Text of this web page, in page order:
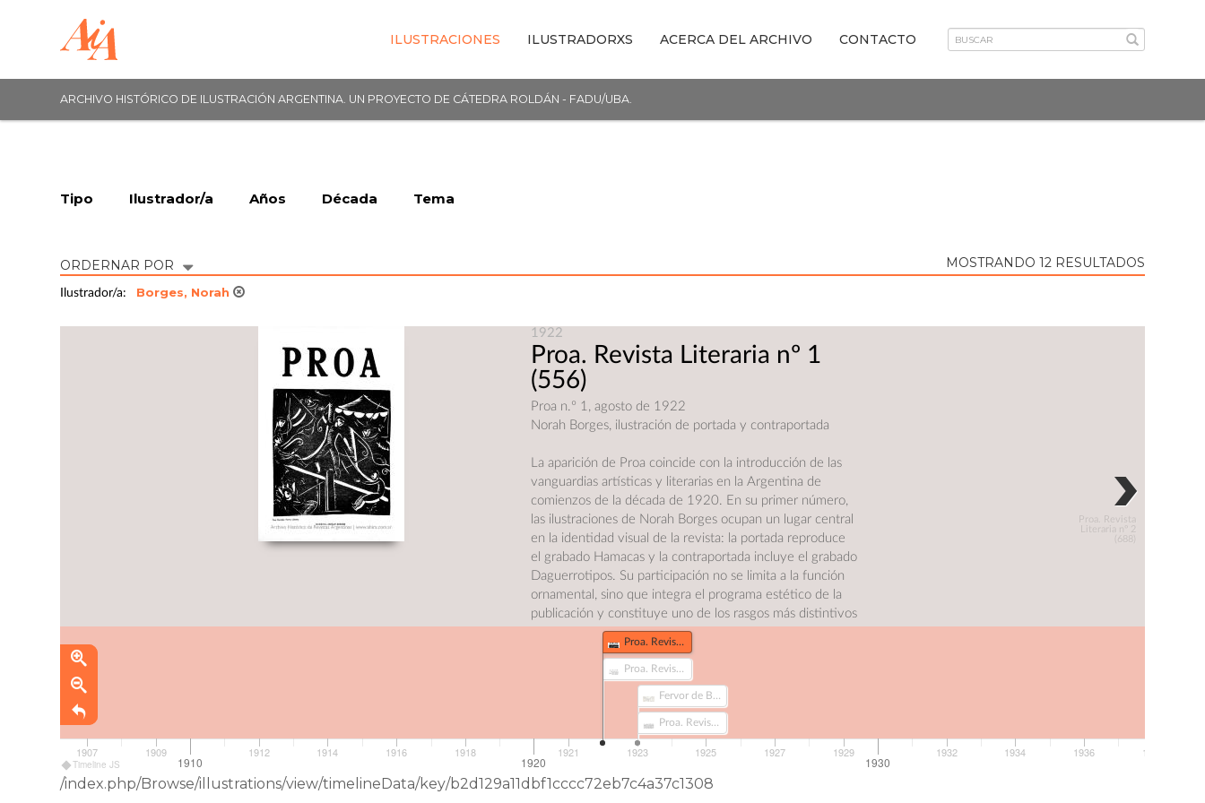
ILUSTRACIONES ILUSTRADORXS ACERCA DEL ARCHIVO CONTACTO
ARCHIVO HISTÓRICO DE ILUSTRACIÓN ARGENTINA. UN PROYECTO DE CÁTEDRA ROLDÁN - FADU/UBA.
Tipo Ilustrador/a Años Década Tema
ORDERNAR POR MOSTRANDO 12 RESULTADOS
Ilustrador/a: Borges, Norah
1922
Proa. Revista Literaria nº 1
(556)
Proa n.º 1, agosto de 1922
Norah Borges, ilustración de portada y contraportada
La aparición de Proa coincide con la introducción de las
vanguardias artísticas y literarias en la Argentina de
comienzos de la década de 1920. En su primer número,
las ilustraciones de Norah Borges ocupan un lugar central
en la identidad visual de la revista: la portada reproduce
el grabado Hamacas y la contraportada incluye el grabado
Daguerrotipos. Su participación no se limita a la función
ornamental, sino que integra el programa estético de la
publicación y constituye uno de los rasgos más distintivos
de esta primera etapa de Proa.
Dirección: Jorge Luis Borges, Guillermo Juan Borges,
Norah Borges y Eduardo González Lanuza.
Redacción: Bulnes 2216, Buenos Aires.
Técnica de las ilustraciones: grabado.
—
Fuente:
Proa. Revista
Literaria nº 2
(688)
Timeline JS
Proa. Revista Literaria nº 1 (556)
Proa. Revista Literaria nº 3 (689)
1910 1920 1930
1907 1909 1912 1914 1916 1918 1921 1923 1925 1927 1929 1932 1934 1936 1938
/index.php/Browse/illustrations/view/timelineData/key/b2d129a11dbf1cccc72eb7c4a37c1308